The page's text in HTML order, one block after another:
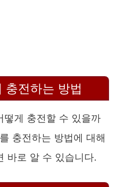
충전하는 방법
떻게 충전할 수 있을까
충전하는 방법에 대해
바로 알 수 있습니다.